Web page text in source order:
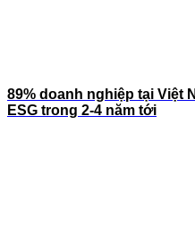
89% doanh nghiệp tại Việt
ESG trong 2-4 năm tới